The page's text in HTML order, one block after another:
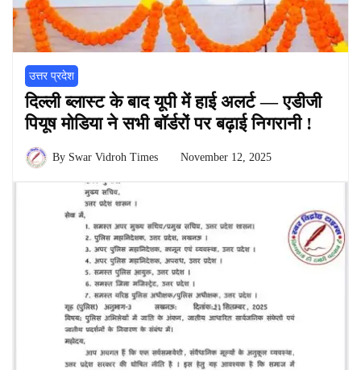
उत्तर प्रदेश
दिल्ली ब्लास्ट के बाद यूपी में हाई अलर्ट — एडीजी
पियूष मोडिया ने सभी बॉर्डरों पर बढ़ाई निगरानी !
By Swar Vidroh Times November 12, 2025